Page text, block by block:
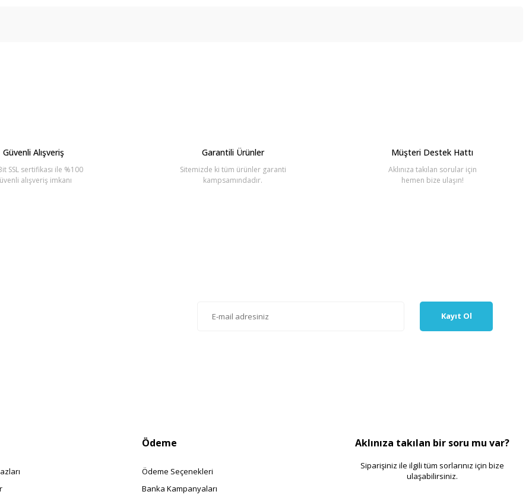
Güvenli Alışveriş
SSL sertifikası ile %100
alışveriş imkanı
Garantili Ürünler
Sitemizde ki tüm ürünler garanti
kampsamındadır.
Müşteri Destek Hattı
Aklınıza takılan sorular için
hemen bize ulaşın!
Kayıt Ol
Ödeme
Ödeme Seçenekleri
Banka Kampanyaları
Aklınıza takılan bir soru mu var?
Siparişiniz ile ilgili tüm sorlarınız için bize
ulaşabilirsiniz.